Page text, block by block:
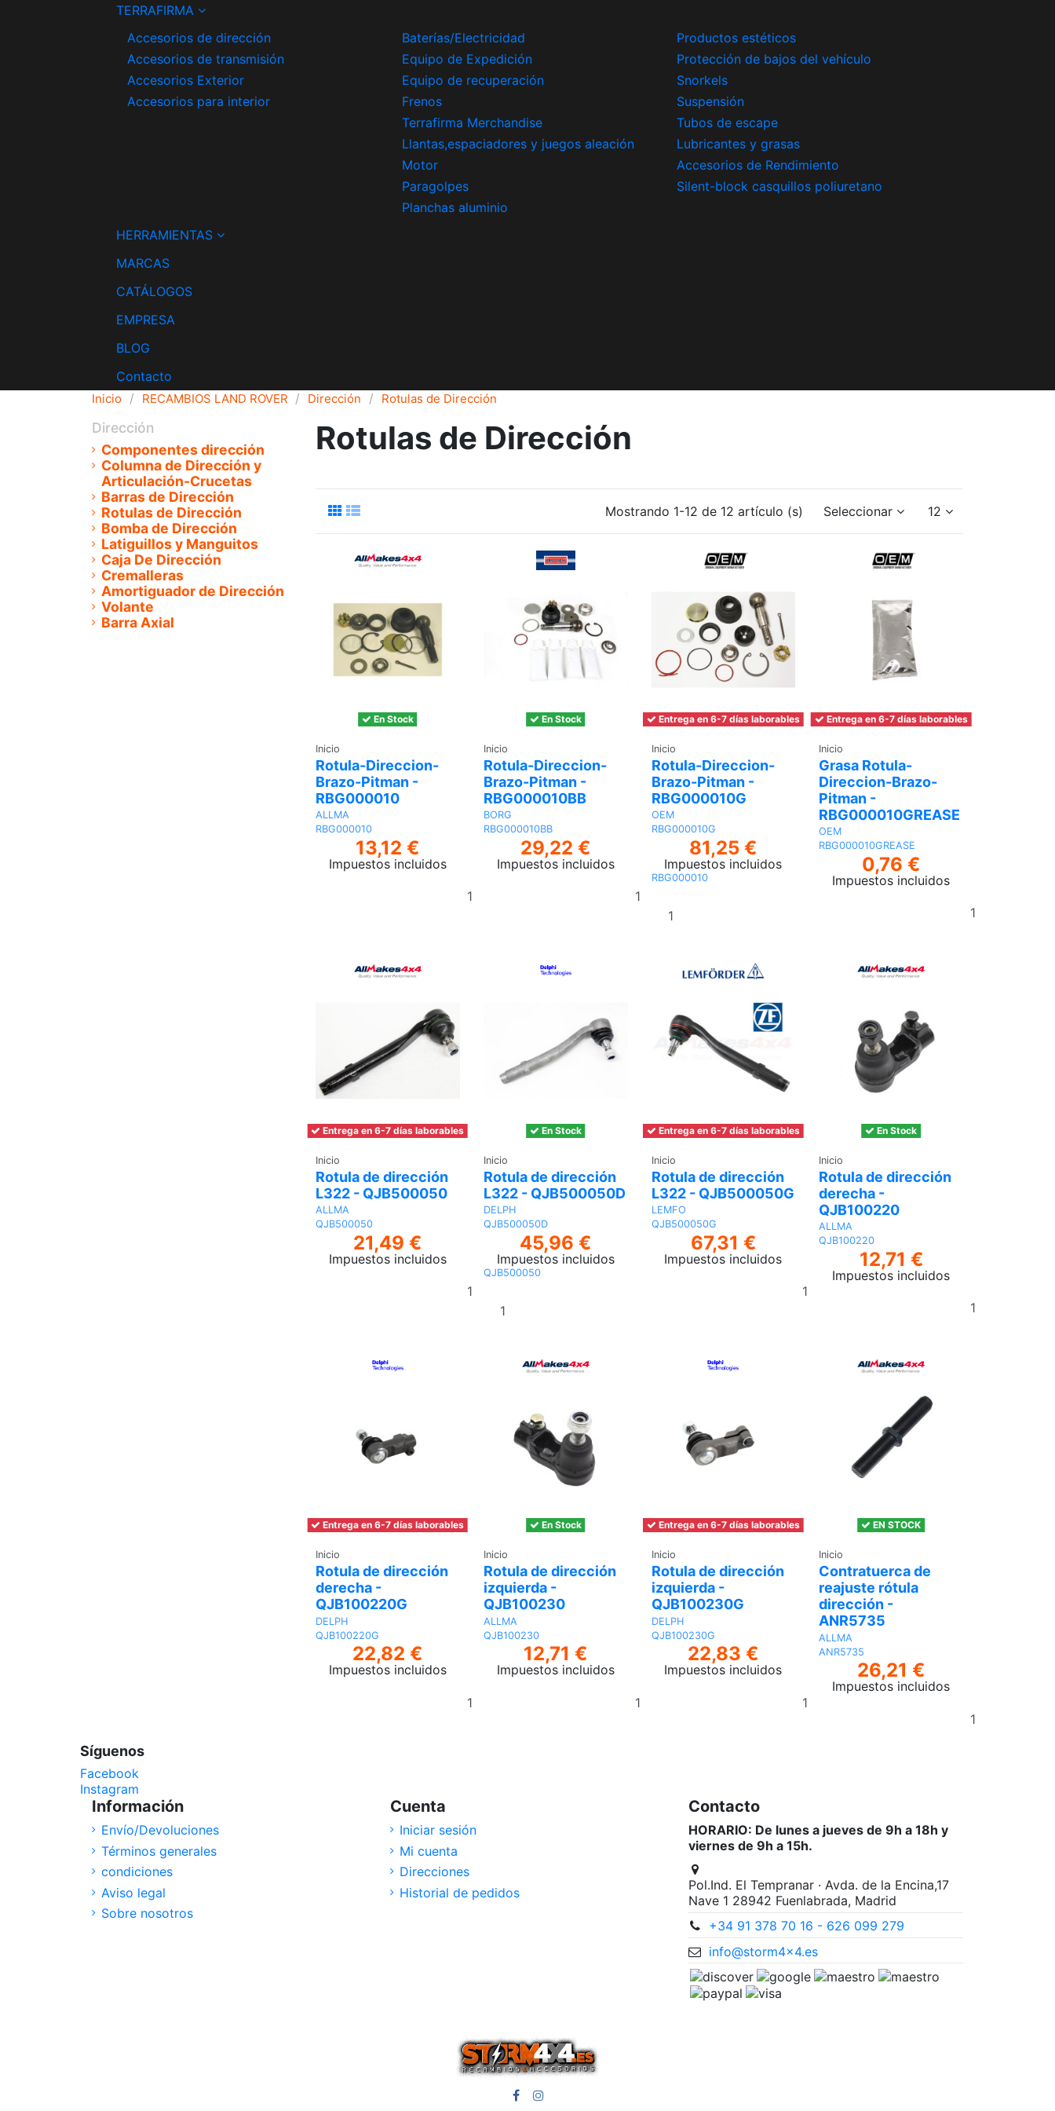
TERRAFIRMA
Accesorios de dirección
Accesorios de transmisión
Accesorios Exterior
Accesorios para interior
Baterías/Electricidad
Equipo de Expedición
Equipo de recuperación
Frenos
Terrafirma Merchandise
Llantas,espaciadores y juegos aleación
Motor
Paragolpes
Planchas aluminio
Productos estéticos
Protección de bajos del vehículo
Snorkels
Suspensión
Tubos de escape
Lubricantes y grasas
Accesorios de Rendimiento
Silent-block casquillos poliuretano
HERRAMIENTAS
MARCAS
CATÁLOGOS
EMPRESA
BLOG
Contacto
Inicio RECAMBIOS LAND ROVER Dirección Rotulas de Dirección
Rotulas de Dirección
Mostrando 1-12 de 12 artículo (s) Seleccionar 12
En Stock
Inicio
Rotula-Direccion-
Brazo-Pitman -
RBG000010
ALLMA
RBG000010
13,12 €
Impuestos incluidos
En Stock
Inicio
Rotula-Direccion-
Brazo-Pitman -
RBG000010BB
BORG
RBG000010BB
29,22 €
Impuestos incluidos
carrito
Entrega en 6-7 días laborables
Inicio
Rotula-Direccion-
Brazo-Pitman -
RBG000010G
OEM
RBG000010G
81,25 €
Impuestos incluidos
RBG000010
Entrega en 6-7 días laborables
Inicio
Grasa Rotula-
Direccion-Brazo-
Pitman -
RBG000010GREASE
OEM
RBG000010GREASE
0,76 €
Impuestos incluidos
Entrega en 6-7 días laborables
Inicio
Rotula de dirección
L322 - QJB500050
ALLMA
QJB500050
21,49 €
Impuestos incluidos
Añadir
carrito
En Stock
Inicio
Rotula de dirección
L322 - QJB500050D
DELPH
QJB500050D
45,96 €
Impuestos incluidos
QJB500050
Entrega en 6-7 días laborables
Inicio
Rotula de dirección
L322 - QJB500050G
LEMFO
QJB500050G
67,31 €
Impuestos incluidos
Añadir
En Stock
Inicio
Rotula de dirección
derecha -
QJB100220
ALLMA
QJB100220
12,71 €
Impuestos incluidos
Entrega en 6-7 días laborables
Inicio
Rotula de dirección
derecha -
QJB100220G
DELPH
QJB100220G
22,82 €
Impuestos incluidos
En Stock
Inicio
Rotula de dirección
izquierda -
QJB100230
ALLMA
QJB100230
12,71 €
Impuestos incluidos
Entrega en 6-7 días laborables
Inicio
Rotula de dirección
izquierda -
QJB100230G
DELPH
QJB100230G
22,83 €
Impuestos incluidos
Añadir
EN STOCK
Inicio
Contratuerca de
reajuste rótula
dirección -
ANR5735
ALLMA
ANR5735
26,21 €
Impuestos incluidos
Dirección
Componentes dirección
Columna de Dirección y
Articulación-Crucetas
Barras de Dirección
Rotulas de Dirección
Bomba de Dirección
Latiguillos y Manguitos
Caja De Dirección
Cremalleras
Amortiguador de Dirección
Volante
Barra Axial
Síguenos
Facebook
Instagram
Información
Envío/Devoluciones
Términos generales
condiciones
Aviso legal
Sobre nosotros
Cuenta
Iniciar sesión
Mi cuenta
Direcciones
Historial de pedidos
Contacto
HORARIO: De lunes a jueves de 9h a 18h y
viernes de 9h a 15h.
Pol.Ind. El Tempranar · Avda. de la Encina,17
Nave 1 28942 Fuenlabrada, Madrid
+34 91 378 70 16 - 626 099 279
info@storm4x4.es